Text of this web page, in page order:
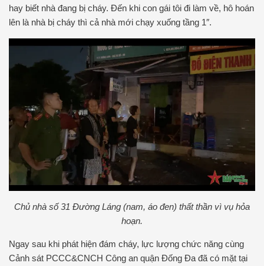
hay biết nhà đang bị cháy. Đến khi con gái tôi đi làm về, hô hoán
lên là nhà bị cháy thì cả nhà mới chạy xuống tầng 1″.
Chủ nhà số 31 Đường Láng (nam, áo đen) thất thần vì vụ hỏa
hoạn.
Ngay sau khi phát hiện đám cháy, lực lượng chức năng cùng
Cảnh sát PCCC&CNCH Công an quận Đống Đa đã có mặt tại